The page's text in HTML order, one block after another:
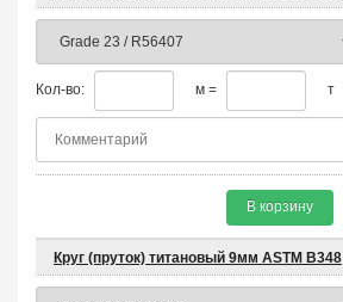
Кол-во: м = т
В корзину
Круг (пруток) титановый 9мм ASTM B348